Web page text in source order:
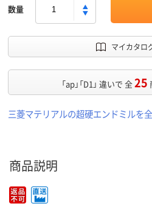
数量
マイカタロ
「ap」「D1」 違いで 全25
三菱マテリアルの超硬エンドミルを
商品説明